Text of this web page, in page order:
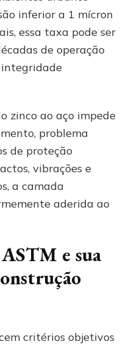
inferior a 1 mícron
essa taxa pode ser
de operação
zinco ao aço impede
problema
de proteção
vibrações e
a camada
aderida ao
e sua
critérios objetivos